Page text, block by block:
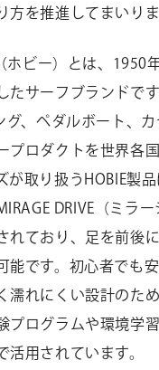
方を推進してまいりま
ホビー）とは、1950
たサーフブランドです
グ、ペダルボート、
プロダクトを世界各
が取り扱うHOBIE製
DRIVE（ミラー
れており、足を前後
能です。初心者でも
濡れにくい設計のた
プログラムや環境学
活用されています。